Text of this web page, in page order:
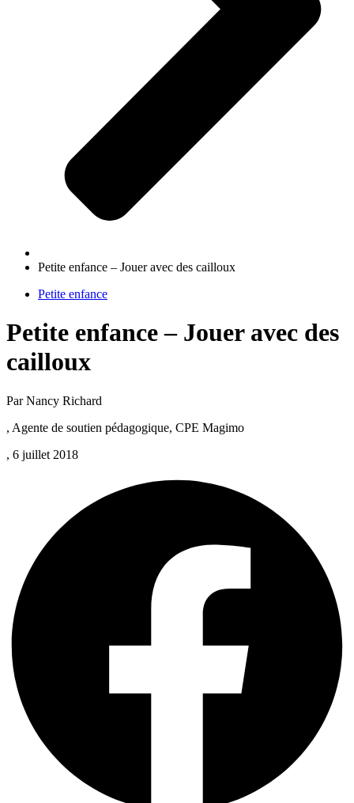
Petite enfance – Jouer avec des cailloux
Petite enfance
Petite enfance – Jouer avec des
cailloux
Par Nancy Richard
, Agente de soutien pédagogique, CPE Magimo
, 6 juillet 2018